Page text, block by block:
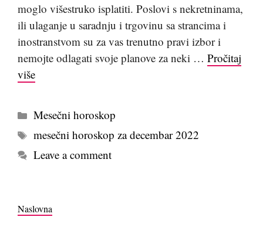
moglo višestruko isplatiti. Poslovi s nekretninama,
ili ulaganje u saradnju i trgovinu sa strancima i
inostranstvom su za vas trenutno pravi izbor i
nemojte odlagati svoje planove za neki … Pročitaj
više
Kategorije
Mesečni horoskop
Tags
mesečni horoskop za decembar 2022
Leave a comment
Naslovna